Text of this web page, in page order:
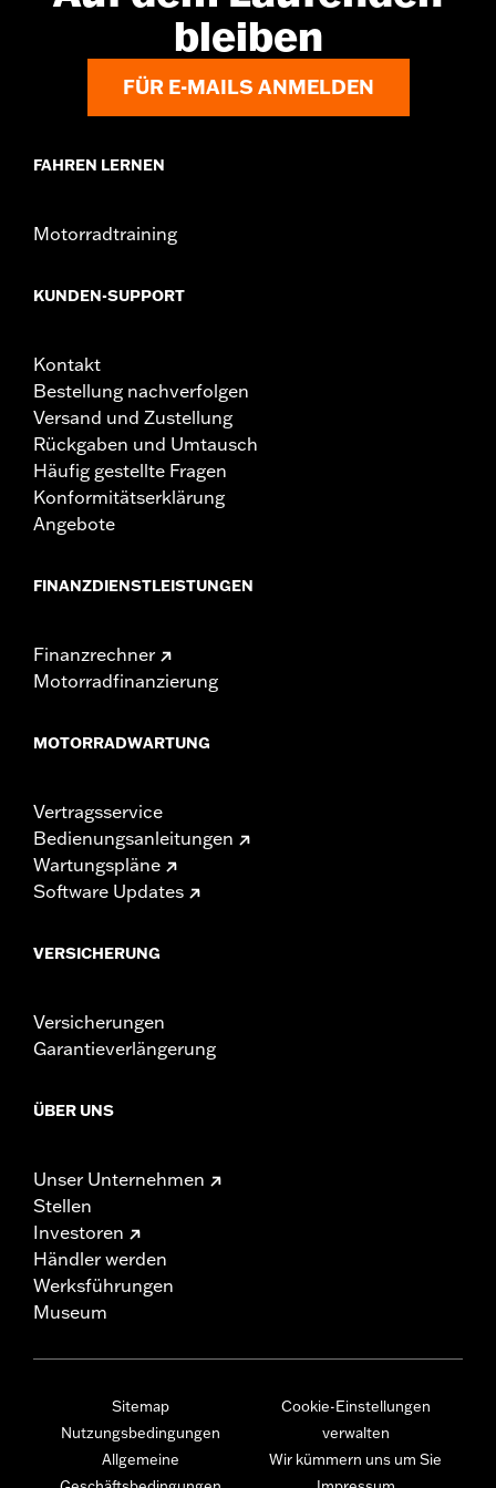
bleiben
FÜR E-MAILS ANMELDEN
FAHREN LERNEN
Motorradtraining
KUNDEN-SUPPORT
Kontakt
Bestellung nachverfolgen
Versand und Zustellung
Rückgaben und Umtausch
Häufig gestellte Fragen
Konformitätserklärung
Angebote
FINANZDIENSTLEISTUNGEN
Finanzrechner
Motorradfinanzierung
MOTORRADWARTUNG
Vertragsservice
Bedienungsanleitungen
Wartungspläne
Software Updates
VERSICHERUNG
Versicherungen
Garantieverlängerung
ÜBER UNS
Unser Unternehmen
Stellen
Investoren
Händler werden
Werksführungen
Museum
Sitemap
Nutzungsbedingungen
Allgemeine
Cookie-Einstellungen
verwalten
Wir kümmern uns um Sie